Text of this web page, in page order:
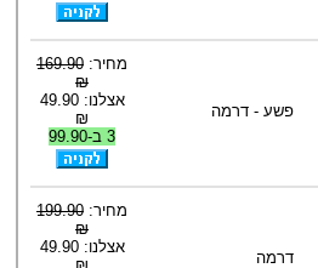
פשע - דרמה
מחיר: 169.90
₪
אצלנו: 49.90
₪
3 ב-99.90
דרמה
מחיר: 199.90
₪
אצלנו: 49.90